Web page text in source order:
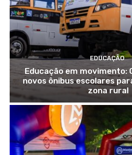
EDUCAÇÃO
Educação em movimento:
novos ônibus escolares
zona rural